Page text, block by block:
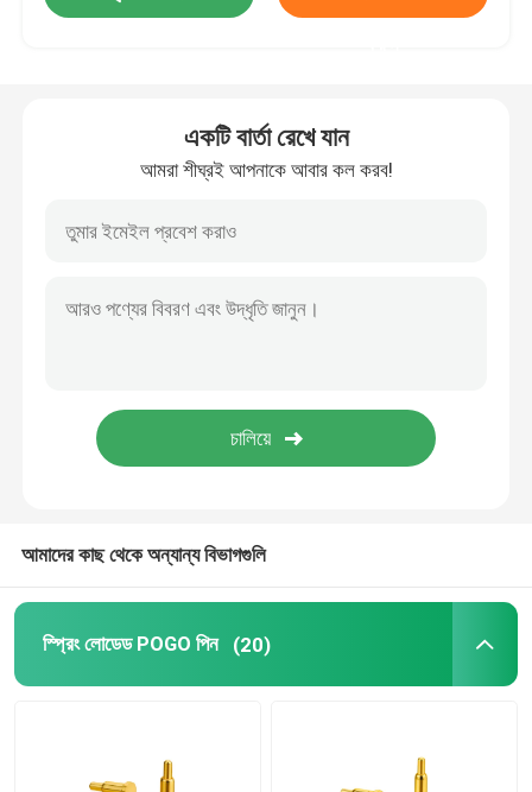
ডাবল এন্ডেড পোগো পিন
চৌম্বকীয় POGO পিন
একটি বার্তা রেখে যান
আমরা শীঘ্রই আপনাকে আবার কল করব!
আমাদের কাছ থেকে অন্যান্য বিভাগগুলি
স্প্রিং লোডেড POGO পিন (20)